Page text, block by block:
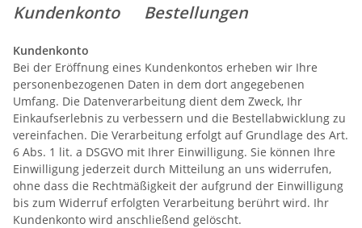
Kundenkonto Bestellungen
Kundenkonto
Bei der Eröffnung eines Kundenkontos erheben wir Ihre
personenbezogenen Daten in dem dort angegebenen
Umfang. Die Datenverarbeitung dient dem Zweck, Ihr
Einkaufserlebnis zu verbessern und die Bestellabwicklung zu
vereinfachen. Die Verarbeitung erfolgt auf Grundlage des Art.
6 Abs. 1 lit. a DSGVO mit Ihrer Einwilligung. Sie können Ihre
Einwilligung jederzeit durch Mitteilung an uns widerrufen,
ohne dass die Rechtmäßigkeit der aufgrund der Einwilligung
bis zum Widerruf erfolgten Verarbeitung berührt wird. Ihr
Kundenkonto wird anschließend gelöscht.